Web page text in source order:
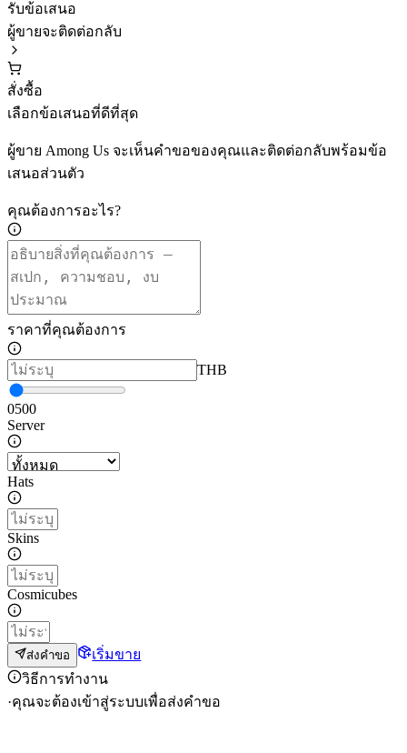
รับข้อเสนอ
ผู้ขายจะติดต่อกลับ
สั่งซื้อ
เลือกข้อเสนอที่ดีที่สุด
ผู้ขาย Among Us จะเห็นคำขอของคุณและติดต่อกลับพร้อมข้อ
เสนอส่วนตัว
คุณต้องการอะไร?
ราคาที่คุณต้องการ
THB
0500
Server
Hats
Skins
Cosmicubes
ส่งคำขอ
เริ่มขาย
วิธีการทำงาน
·คุณจะต้องเข้าสู่ระบบเพื่อส่งคำขอ